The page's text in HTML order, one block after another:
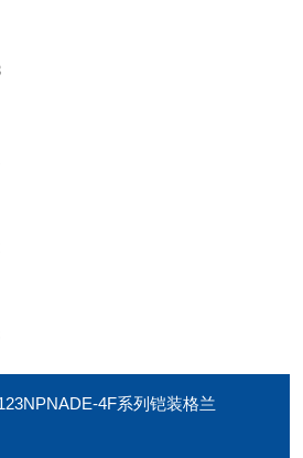
4F系列铠装格兰